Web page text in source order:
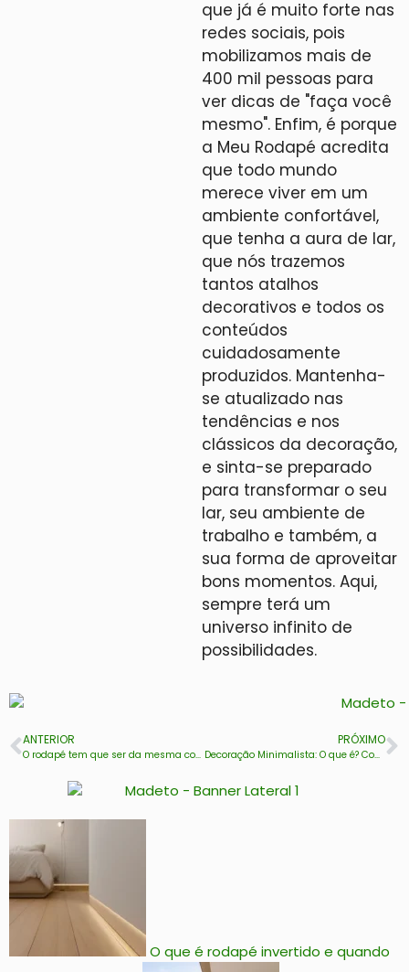
que já é muito forte nas
redes sociais, pois
mobilizamos mais de
400 mil pessoas para
ver dicas de "faça você
mesmo". Enfim, é porque
a Meu Rodapé acredita
que todo mundo
merece viver em um
ambiente confortável,
que tenha a aura de lar,
que nós trazemos
tantos atalhos
decorativos e todos os
conteúdos
cuidadosamente
produzidos. Mantenha-
se atualizado nas
tendências e nos
clássicos da decoração,
e sinta-se preparado
para transformar o seu
lar, seu ambiente de
trabalho e também, a
sua forma de aproveitar
bons momentos. Aqui,
sempre terá um
universo infinito de
possibilidades.
ANTERIOR
O rodapé tem que ser da mesma cor do piso? Veja!
PRÓXIMO
Decoração Minimalista: O que é? Como fazer? Confira aqui!
O que é rodapé invertido e quando